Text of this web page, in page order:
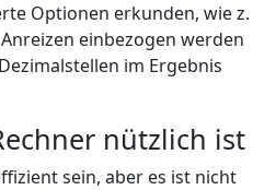
Optionen erkunden, wie z.
einbezogen werden
im Ergebnis
nützlich ist
sein, aber es ist nicht